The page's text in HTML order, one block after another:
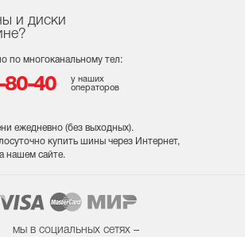
и диски
по многоканальному тел:
80-40
у наших
операторов
ежедневно (без выходных).
купить шины через Интернет,
нашем сайте.
мы в социальных сетях –